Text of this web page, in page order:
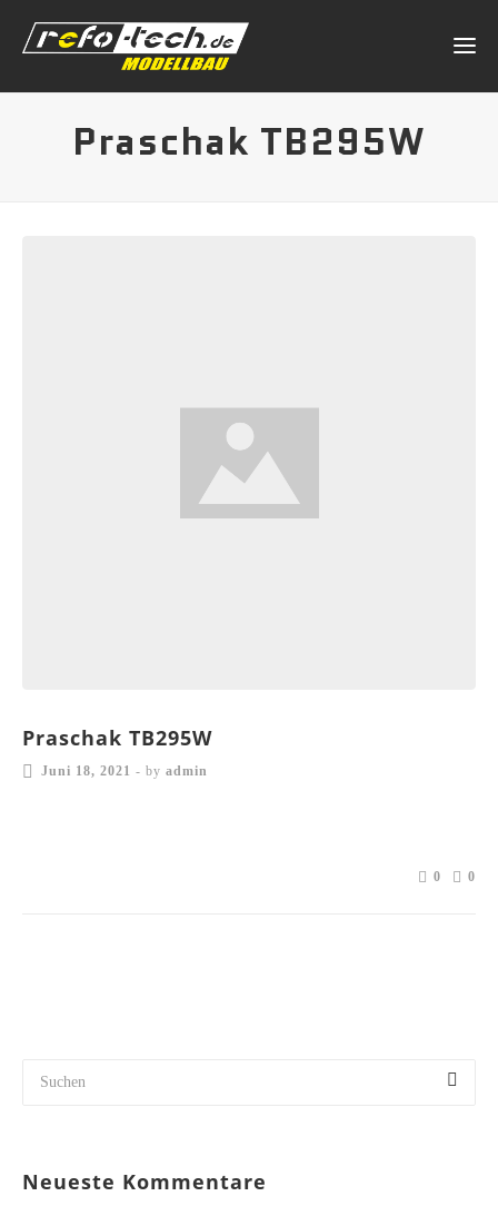
Praschak TB295W
Praschak TB295W
Juni 18, 2021 - by admin
0 0
Neueste Kommentare